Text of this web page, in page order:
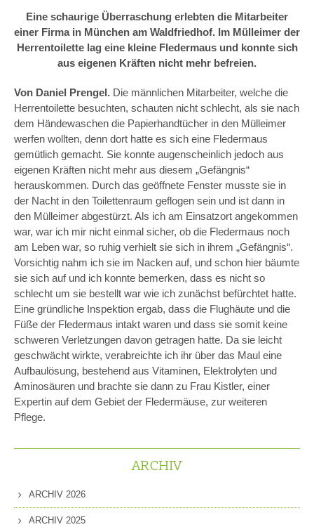
Eine schaurige Überraschung erlebten die Mitarbeiter
einer Firma in München am Waldfriedhof. Im Mülleimer der
Herrentoilette lag eine kleine Fledermaus und konnte sich
aus eigenen Kräften nicht mehr befreien.
Von Daniel Prengel. Die männlichen Mitarbeiter, welche die
Herrentoilette besuchten, schauten nicht schlecht, als sie nach
dem Händewaschen die Papierhandtücher in den Mülleimer
werfen wollten, denn dort hatte es sich eine Fledermaus
gemütlich gemacht. Sie konnte augenscheinlich jedoch aus
eigenen Kräften nicht mehr aus diesem „Gefängnis“
herauskommen. Durch das geöffnete Fenster musste sie in
der Nacht in den Toilettenraum geflogen sein und ist dann in
den Mülleimer abgestürzt. Als ich am Einsatzort angekommen
war, war ich mir nicht einmal sicher, ob die Fledermaus noch
am Leben war, so ruhig verhielt sie sich in ihrem „Gefängnis“.
Vorsichtig nahm ich sie im Nacken auf, und schon hier bäumte
sie sich auf und ich konnte bemerken, dass es nicht so
schlecht um sie bestellt war wie ich zunächst befürchtet hatte.
Eine gründliche Inspektion ergab, dass die Flughäute und die
Füße der Fledermaus intakt waren und dass sie somit keine
schweren Verletzungen davon getragen hatte. Da sie leicht
geschwächt wirkte, verabreichte ich ihr über das Maul eine
Aufbaulösung, bestehend aus Vitaminen, Elektrolyten und
Aminosäuren und brachte sie dann zu Frau Kistler, einer
Expertin auf dem Gebiet der Fledermäuse, zur weiteren
Pflege.
ARCHIV
ARCHIV 2026
ARCHIV 2025